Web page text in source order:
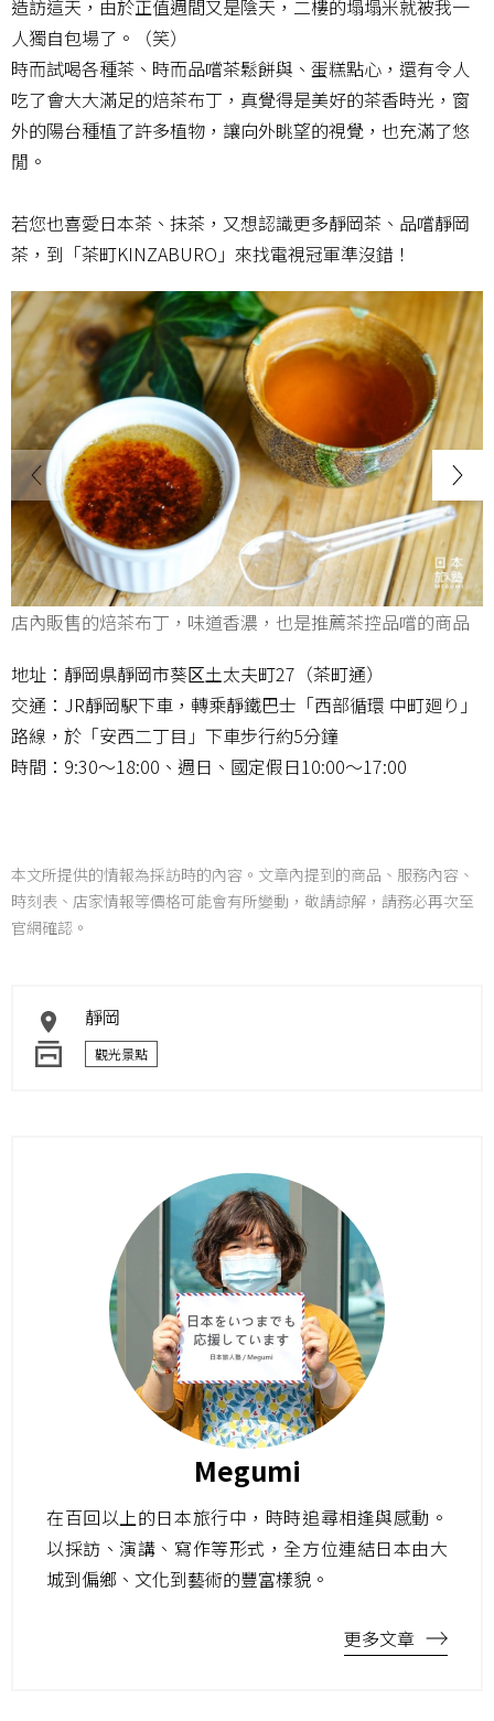
造訪這天，由於正值週間又是陰天，二樓的塌塌米就被我一
人獨自包場了。（笑）
時而試喝各種茶、時而品嚐茶鬆餅與、蛋糕點心，還有令人
吃了會大大滿足的焙茶布丁，真覺得是美好的茶香時光，窗
外的陽台種植了許多植物，讓向外眺望的視覺，也充滿了悠
閒。
若您也喜愛日本茶、抹茶，又想認識更多靜岡茶、品嚐靜岡
茶，到「茶町KINZABURO」來找電視冠軍準沒錯！
店內販售的焙茶布丁，味道香濃，也是推薦茶控品嚐的商品
地址：靜岡県靜岡市葵区土太夫町27（茶町通）
交通：JR靜岡駅下車，轉乘靜鐵巴士「西部循環 中町廻り」
路線，於「安西二丁目」下車步行約5分鐘
時間：9:30～18:00、週日、國定假日10:00～17:00
本文所提供的情報為採訪時的內容。文章內提到的商品、服務內容、
時刻表、店家情報等價格可能會有所變動，敬請諒解，請務必再次至
官網確認。
靜岡
觀光景點
Megumi
在百回以上的日本旅行中，時時追尋相逢與感動。
以採訪、演講、寫作等形式，全方位連結日本由大
城到偏鄉、文化到藝術的豐富樣貌。
更多文章